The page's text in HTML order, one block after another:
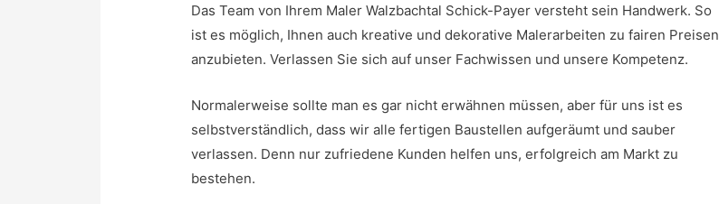
Das Team von Ihrem Maler Walzbachtal Schick-Payer versteht sein Handwerk. So
ist es möglich, Ihnen auch kreative und dekorative Malerarbeiten zu fairen Preisen
anzubieten. Verlassen Sie sich auf unser Fachwissen und unsere Kompetenz.
Normalerweise sollte man es gar nicht erwähnen müssen, aber für uns ist es
selbstverständlich, dass wir alle fertigen Baustellen aufgeräumt und sauber
verlassen. Denn nur zufriedene Kunden helfen uns, erfolgreich am Markt zu
bestehen.